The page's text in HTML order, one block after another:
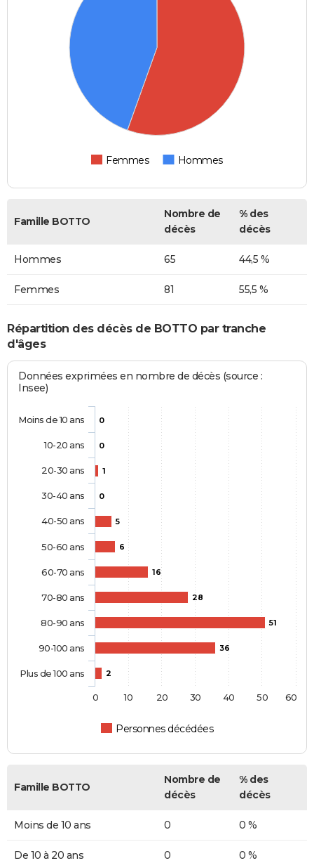
Femmes Hommes
Famille BOTTO
Nombre de
décès
% des
décès
Hommes 65 44,5 %
Femmes 81 55,5 %
Répartition des décès de BOTTO par tranche
d'âges
Données exprimées en nombre de décès (source :
Insee)
0
0
1
0
5
6
16
28
51
36
2
Personnes décédées
Moins de 10 ans
10-20 ans
20-30 ans
30-40 ans
40-50 ans
50-60 ans
60-70 ans
70-80 ans
80-90 ans
90-100 ans
Plus de 100 ans
0 10 20 30 40 50 60
Famille BOTTO
Nombre de
décès
% des
décès
Moins de 10 ans 0 0 %
De 10 à 20 ans 0 0 %